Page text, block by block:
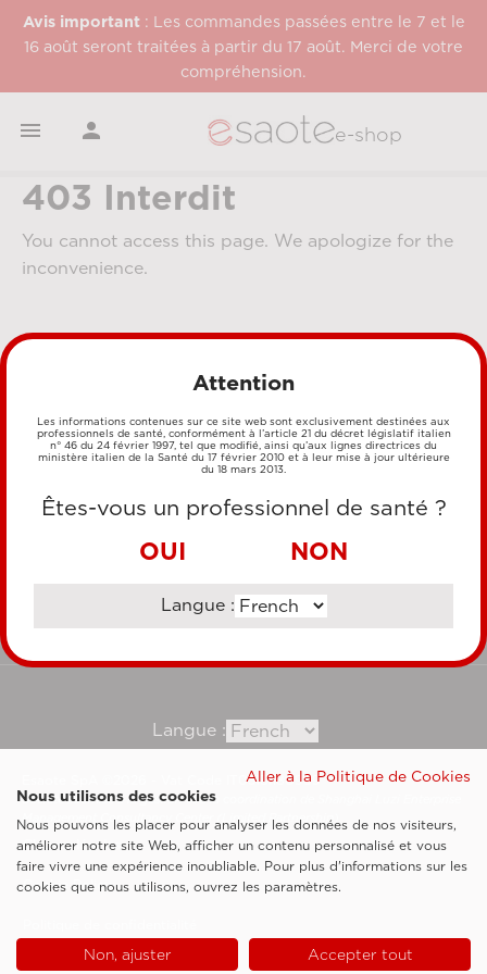
Avis important: Les commandes passées entre le 7 et le
16 août seront traitées à partir du 17 août. Merci de votre
compréhension.
  e-shop
403 Interdit
You cannot access this page. We apologize for the
inconvenience.
MÉTHODES DE PAIEMENT
VIREMENT BANCAIRE
Langue :
Esaote SpA ©2026 - Vat Code IT05131180969
Société soumise à la gestion et à la coordination de Shanghai Luzi Enterprise
Management Consultancy Center (Limited Partnership)
Clauses légales
Cookie Policy
Attention
Les informations contenues sur ce site web sont exclusivement destinées aux
professionnels de santé, conformément à l’article 21 du décret législatif italien
n° 46 du 24 février 1997, tel que modifié, ainsi qu’aux lignes directrices du
ministère italien de la Santé du 17 février 2010 et à leur mise à jour ultérieure
du 18 mars 2013.
Êtes-vous un professionnel de santé ?
OUI NON
Langue :
Aller à la Politique de Cookies
Nous utilisons des cookies
Nous pouvons les placer pour analyser les données de nos visiteurs,
améliorer notre site Web, afficher un contenu personnalisé et vous
faire vivre une expérience inoubliable. Pour plus d'informations sur les
cookies que nous utilisons, ouvrez les paramètres.
Non, ajuster Accepter tout